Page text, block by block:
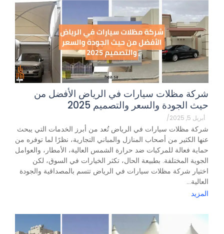
شركة مظلات سيارات في الرياض الأفضل من
حيث الجودة والسعر والتصميم 2025
أبريل 5, 2025 /
شركة مظلات سيارات في الرياض تُعد من أبرز الخدمات التي يبحث
عنها الكثير من أصحاب المنازل والمباني التجارية، نظرًا لما توفره من
حماية فعالة للمركبات ضد حرارة الشمس العالية، الأمطار، والعوامل
الجوية المختلفة. بطبيعة الحال، تكثر الخيارات في السوق، لكن
اختيار شركة مظلات سيارات في الرياض تتسم بالمصداقية والجودة
العالية...
المزيد